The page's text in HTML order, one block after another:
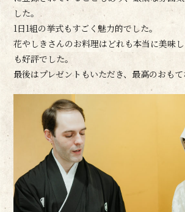
した。
1日1組の挙式もすごく魅力的でした。
花やしきさんのお料理はどれも本当に美味
も好評でした。
最後はプレゼントもいただき、最高のおもて